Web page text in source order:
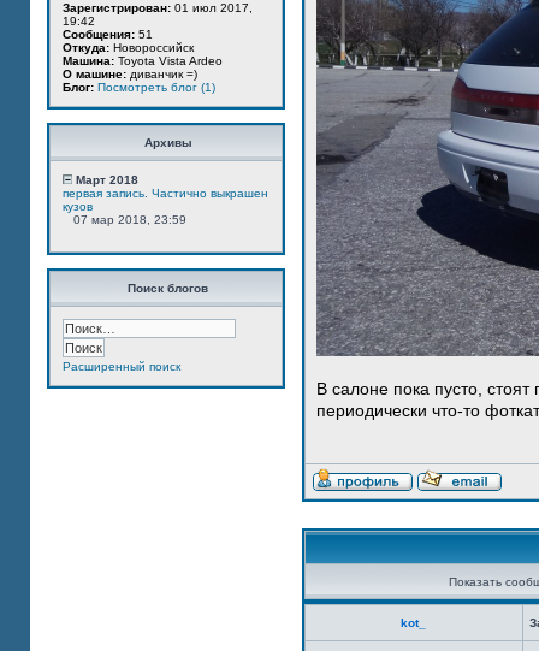
Зарегистрирован: 01 июл 2017,
19:42
Сообщения: 51
Откуда: Новороссийск
Машина: Toyota Vista Ardeo
О машине: диванчик =)
Блог: Посмотреть блог (1)
Архивы
Март 2018
первая запись. Частично выкрашен
кузов
07 мар 2018, 23:59
Поиск блогов
Расширенный поиск
В салоне пока пусто,
периодически что-то
Показать
kot_